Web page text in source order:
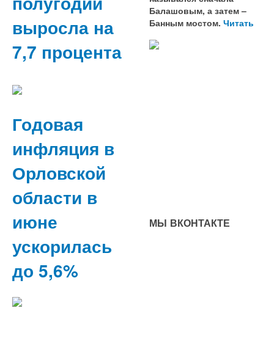
выросла на
7,7 процента
Годовая
инфляция в
Орловской
области в
июне
ускорилась
до 5,6%
Балашовым, а затем –
Банным мостом. Читать
МЫ ВКОНТАКТЕ